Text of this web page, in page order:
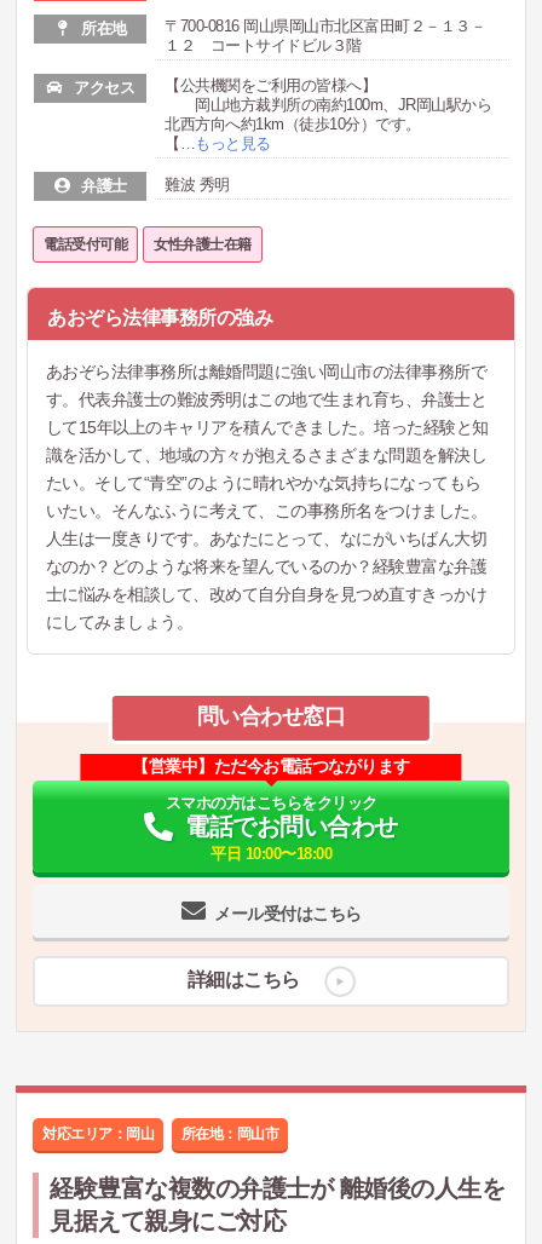
所在地
〒700-0816 岡山県岡山市北区富田町２－１３－
１２ コートサイドビル３階
アクセス
【公共機関をご利用の皆様へ】
岡山地方裁判所の南約100m、JR岡山駅から
北西方向へ約1km（徒歩10分）です。
【 …もっと見る
弁護士 難波 秀明
電話受付可能 女性弁護士在籍
あおぞら法律事務所の強み
あおぞら法律事務所は離婚問題に強い岡山市の法律事務所で
す。代表弁護士の難波秀明はこの地で生まれ育ち、弁護士と
して15年以上のキャリアを積んできました。培った経験と知
識を活かして、地域の方々が抱えるさまざまな問題を解決し
たい。そして“青空”のように晴れやかな気持ちになってもら
いたい。そんなふうに考えて、この事務所名をつけました。
人生は一度きりです。あなたにとって、なにがいちばん大切
なのか？どのような将来を望んでいるのか？経験豊富な弁護
士に悩みを相談して、改めて自分自身を見つめ直すきっかけ
にしてみましょう。
問い合わせ窓口
メール受付はこちら
【営業中】ただ今お電話つながります
スマホの方はこちらをクリック
電話でお問い合わせ
平日 10:00〜18:00
詳細はこちら
対応エリア：岡山 所在地： 岡山市
経験豊富な複数の弁護士が 離婚後の人生を
見据えて親身にご対応